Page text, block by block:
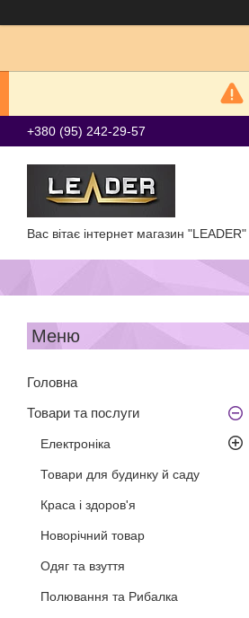
+380 (95) 242-29-57
Вас вітає інтернет магазин "LEADER"
Головна
Товари та послуги
Електроніка
Товари для будинку й саду
Краса і здоров'я
Новорічний товар
Одяг та взуття
Полювання та Рибалка